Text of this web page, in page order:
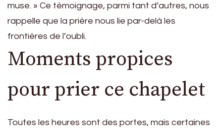
muse. » Ce témoignage, parmi tant d’autres, nous
rappelle que la prière nous lie par-delà les
frontières de l’oubli.
Moments propices
pour prier ce chapelet
Toutes les heures sont des portes, mais certaines